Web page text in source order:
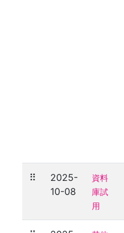
⠿
2025-
10-08
資料
庫試
用